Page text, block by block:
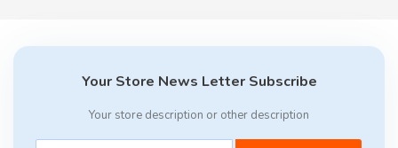
Your Store News Letter Subscribe
Your store description or other description